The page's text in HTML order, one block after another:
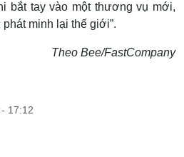
bắt tay vào một thương vụ mới,
minh lại thế giới”.
Theo Bee/FastCompany
17:12